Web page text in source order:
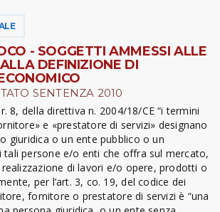
- SOGGETTI AMMESSI ALLE
DEFINIZIONE DI
SENTENZA 2010
8, della direttiva n. 2004/18/CE “i termini
e «prestatore di servizi» designano
giuridica o un ente pubblico o un
tali persone e/o enti che offra sul mercato,
di lavori e/o opere, prodotti o
per l’art. 3, co. 19, del codice dei
fornitore o prestatore di servizi è “una